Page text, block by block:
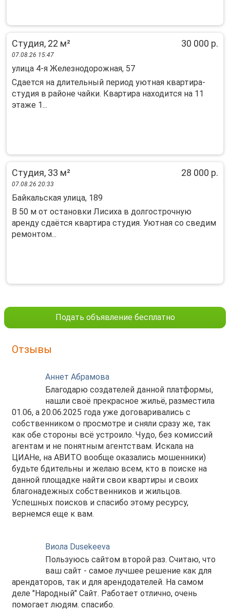
Студия, 22 м² 30 000 р.
07.08.26 15:47
улица 4-я Железнодорожная, 57
Сдается на длительный период уютная квартира-
студия в районе чайки. Квартира находится на 11
этаже 1...
Студия, 33 м² 28 000 р.
07.08.26 20:33
Байкальская улица, 189
В 50 м от остановки Лисиха в долгострочную
аренду сдаётся квартира студия. Уютная со сведим
ремонтом...
Подать объявление бесплатно
Отзывы
Аннет Абрамова
Благодарю создателей данной платформы,
нашли своё прекрасное жильё, разместила
01.06, а 20.06.2025 года уже договаривались с
собственником о просмотре и сняли сразу же, так
как обе стороны всё устроило. Чудо, без комиссий
агентам и не понятным агентствам. Искала на
ЦИАНе, на АВИТО вообще оказались мошенники)
будьте бдительны и желаю всем, кто в поиске на
данной площадке найти свои квартиры и своих
благонадежных собственников и жильцов.
Успешных поисков и спасибо этому ресурсу,
вернемся еще к вам.
Виола Dusekeeva
Пользуюсь сайтом второй раз. Считаю, что
ваш сайт - самое лучшее решение как для
арендаторов, так и для арендодателей. На самом
деле "Народный" Сайт. Работает отлично, очень
помогает людям. спасибо.